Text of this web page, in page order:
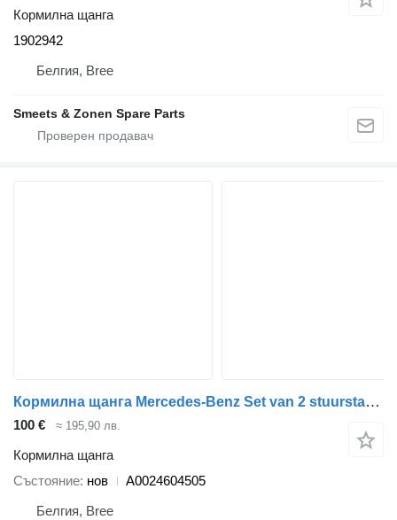
Кормилна щанга
1902942
Белгия, Bree
Smeets & Zonen Spare Parts
Кормилна щанга Mercedes-Benz Set van 2 stuurstangen Mercedes A0024604505 за камион
100 € ≈ 195,90 лв.
Кормилна щанга
Състояние нов
A0024604505
Белгия, Bree